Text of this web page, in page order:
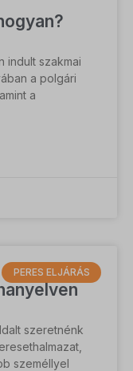
indult szakmai
a polgári
a
PERES ELJÁRÁS
szeretnénk
személlyel